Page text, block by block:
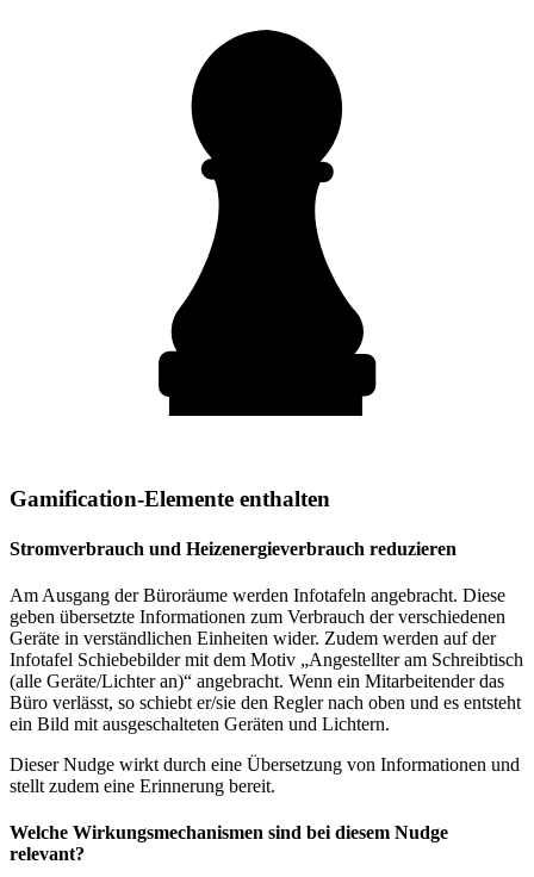
Gamification-Elemente enthalten
Stromverbrauch und Heizenergieverbrauch reduzieren
Am Ausgang der Büroräume werden Infotafeln angebracht. Diese
geben übersetzte Informationen zum Verbrauch der verschiedenen
Geräte in verständlichen Einheiten wider. Zudem werden auf der
Infotafel Schiebebilder mit dem Motiv „Angestellter am Schreibtisch
(alle Geräte/Lichter an)“ angebracht. Wenn ein Mitarbeitender das
Büro verlässt, so schiebt er/sie den Regler nach oben und es entsteht
ein Bild mit ausgeschalteten Geräten und Lichtern.
Dieser Nudge wirkt durch eine Übersetzung von Informationen und
stellt zudem eine Erinnerung bereit.
Welche Wirkungsmechanismen sind bei diesem Nudge
relevant?